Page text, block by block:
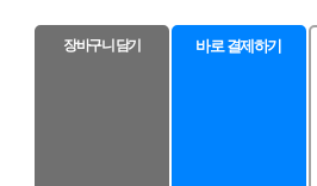
장바구니 담기 바로 결제하기